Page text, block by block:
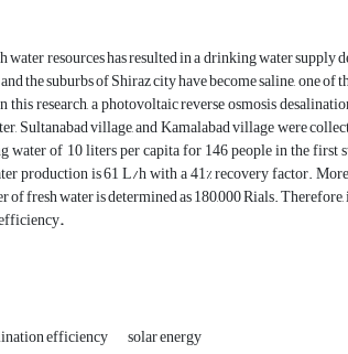
water resources has resulted in a drinking water
the suburbs of Shiraz city have become saline,
research, a photovoltaic reverse osmosis
Sultanabad village, and Kamalabad village were
of 10 liters per capita for 146 people in the first
production is 61 L/h with a 41% recovery factor.
fresh water is determined as 180,000 Rials.
.
efficiency solar energy